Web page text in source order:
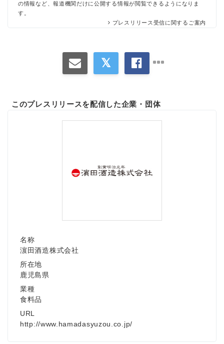
の情報など、報道機関だけに公開する情報が閲覧できるようになりま
す。
プレスリリース受信に関するご案内
このプレスリリースを配信した企業・団体
名称
濵田酒造株式会社
所在地
鹿児島県
業種
食料品
URL
http://www.hamadasyuzou.co.jp/